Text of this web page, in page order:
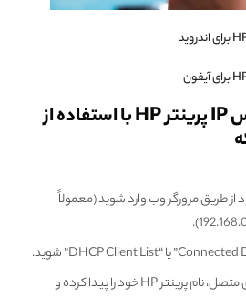
4. پیدا کردن آدرس IP پرینتر HP با استفاده از
از طریق مرورگر وب وارد شوید (معمولاً
در لیست دستگاه‌های متصل، نام پرینتر HP خود را پیدا کرده و